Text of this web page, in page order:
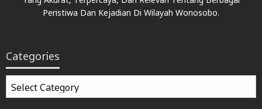
Peristiwa Dan Kejadian Di Wilayah Wonosobo.
Categories
Categories